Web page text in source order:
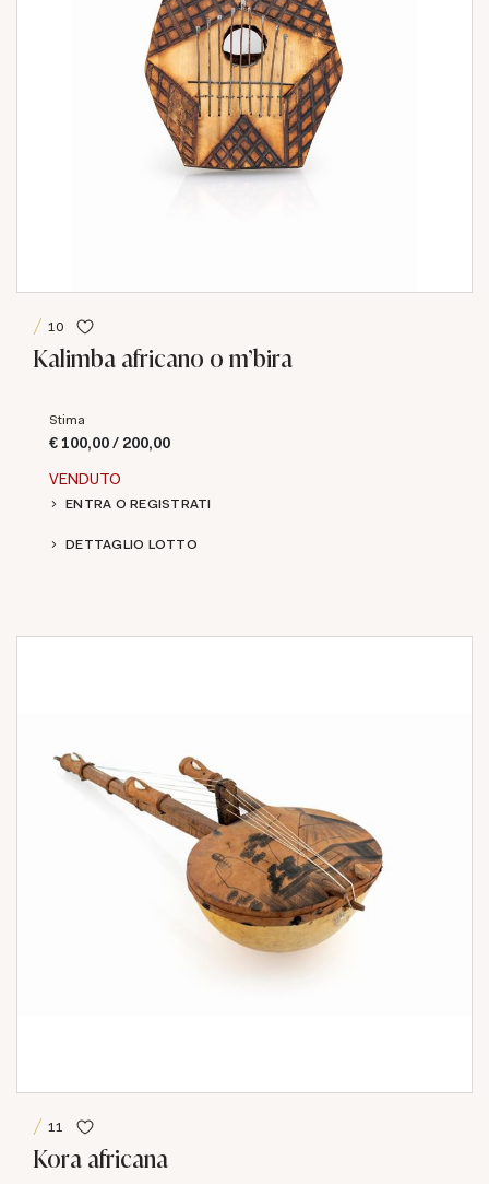
10
Kalimba africano o m'bira
Stima
€ 100,00 / 200,00
VENDUTO
ENTRA O REGISTRATI
DETTAGLIO LOTTO
11
Kora africana